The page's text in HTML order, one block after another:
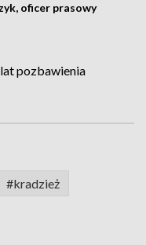
oficer prasowy
pozbawienia
#kradzież